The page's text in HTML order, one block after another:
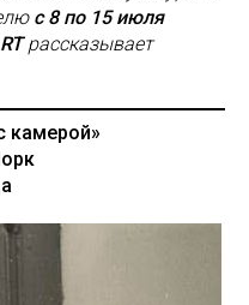
с 8 по 15 июля
рассказывает
камерой»